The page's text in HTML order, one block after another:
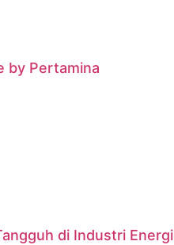
by Pertamina
di Industri Energi